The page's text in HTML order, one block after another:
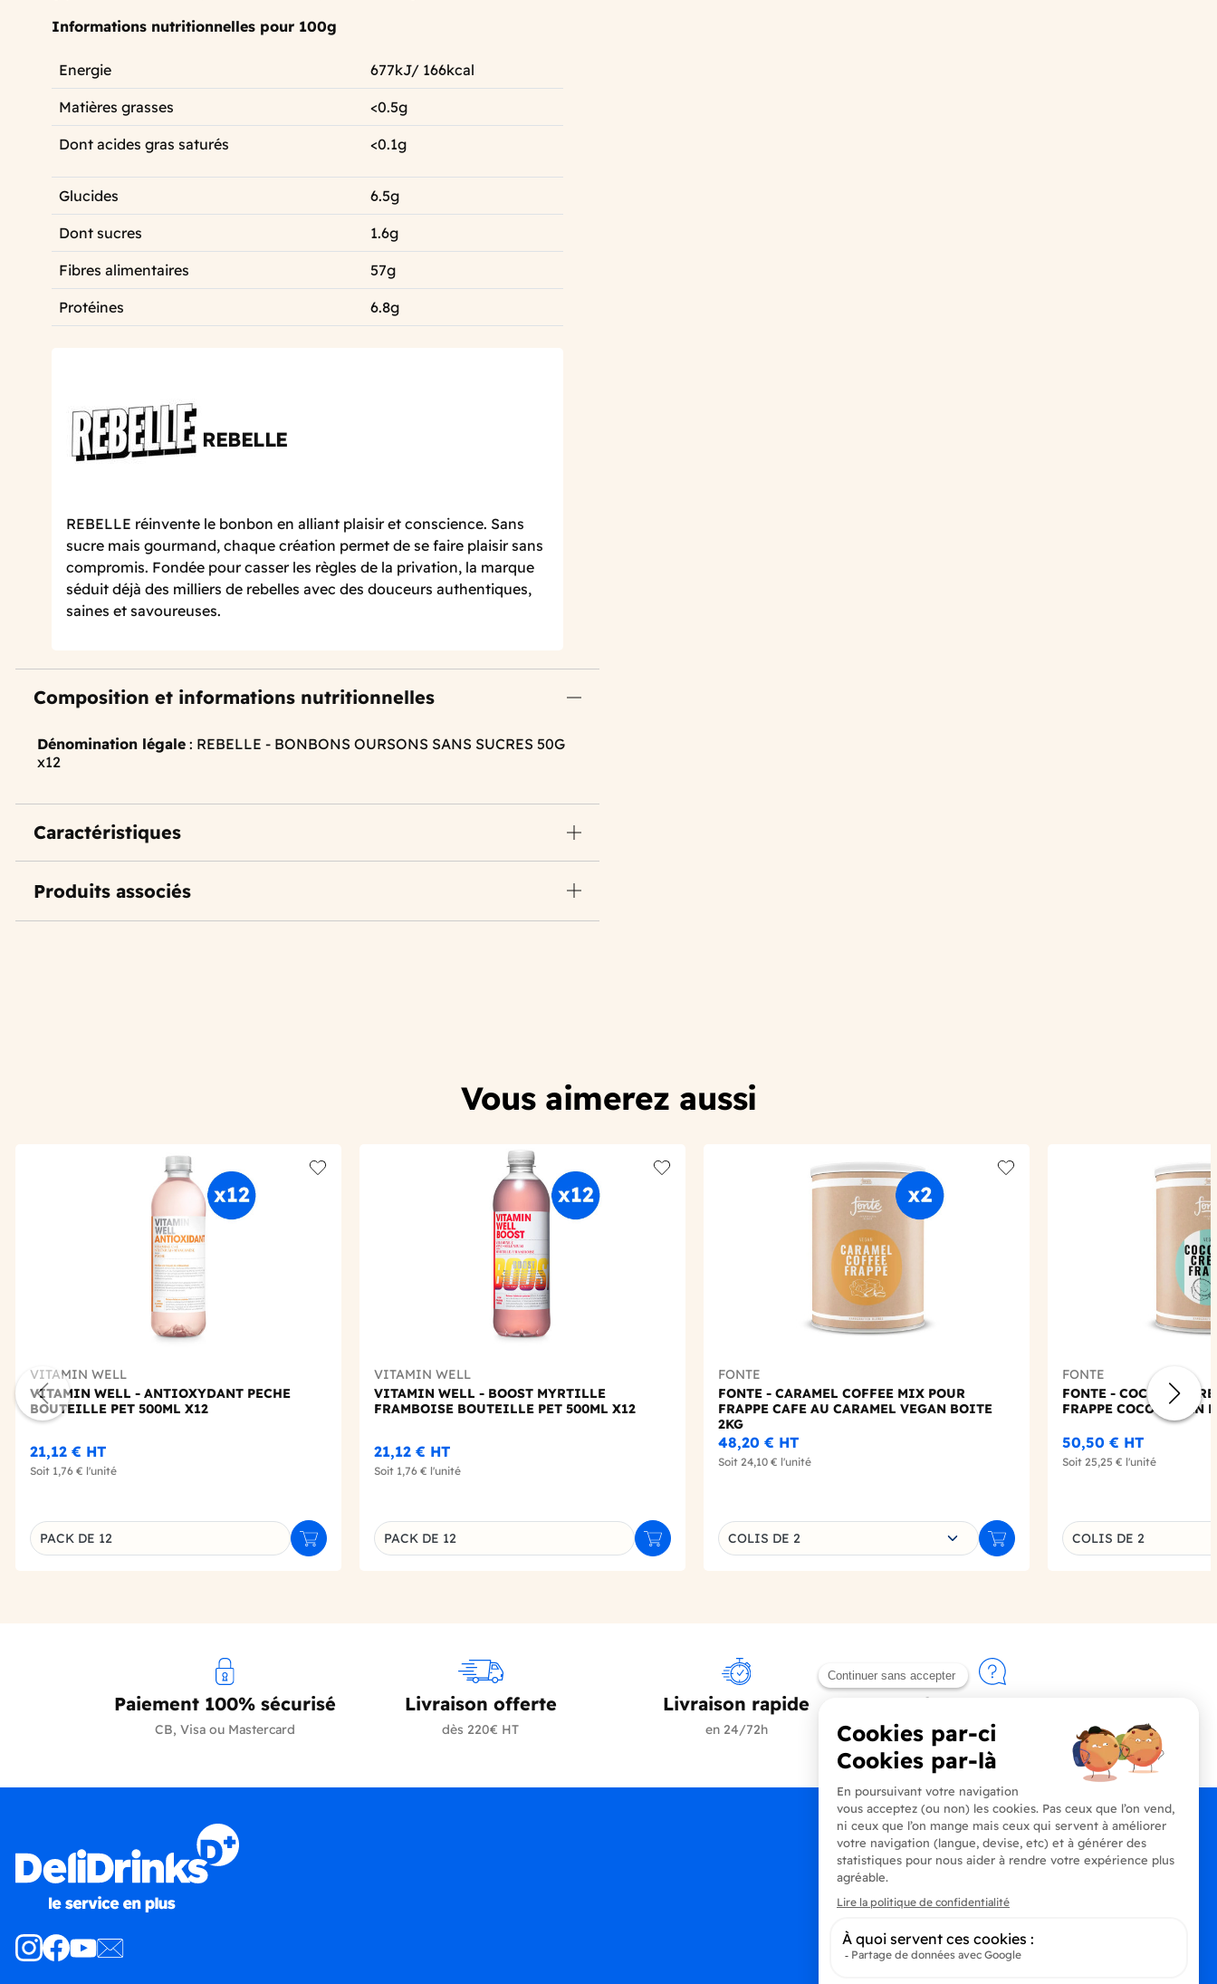
Informations nutritionnelles pour 100g
Energie 677kJ/ 166kcal
Matières grasses <0.5g
Dont acides gras saturés <0.1g
Glucides 6.5g
Dont sucres 1.6g
Fibres alimentaires 57g
Protéines 6.8g
REBELLE
REBELLE réinvente le bonbon en alliant plaisir et conscience. Sans
sucre mais gourmand, chaque création permet de se faire plaisir sans
compromis. Fondée pour casser les règles de la privation, la marque
séduit déjà des milliers de rebelles avec des douceurs authentiques,
saines et savoureuses.
Composition et informations nutritionnelles
Dénomination légale : REBELLE - BONBONS OURSONS SANS SUCRES 50G
x12
Caractéristiques
Produits associés
Vous aimerez aussi
VITAMIN WELL
VITAMIN WELL - ANTIOXYDANT PECHE
BOUTEILLE PET 500ML X12
21,12 € HT
Soit 1,76 € l'unité
Déclinaison du produit
PACK DE 12 Ajouter au panier
VITAMIN WELL
VITAMIN WELL - BOOST MYRTILLE
FRAMBOISE BOUTEILLE PET 500ML X12
21,12 € HT
Soit 1,76 € l'unité
Déclinaison du produit
PACK DE 12 Ajouter au panier
FONTE
FONTE - CARAMEL COFFEE MIX POUR
FRAPPE CAFE AU CARAMEL VEGAN BOITE
2KG
48,20 € HT
Soit 24,10 € l'unité
Choisissez une déclinaison
COLIS DE 2 Ajouter au panier
FONTE
FONTE - COCONUT
FRAPPE COCO VEGAN
50,50 € HT
Soit 25,25 € l'unité
Choisissez une
COLIS DE 2
Paiement 100% sécurisé
CB, Visa ou Mastercard
Livraison offerte
dès 220€ HT
Livraison rapide
en 24/72h
Contactez-nous
+33 (0)4 90 91 20 80